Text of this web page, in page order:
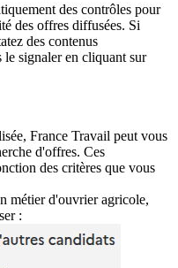
des contrôles pour
des offres diffusées. Si
des contenus
signaler en cliquant sur
France Travail peut vous
d'offres. Ces
des critères que vous
métier d'ouvrier agricole,
: